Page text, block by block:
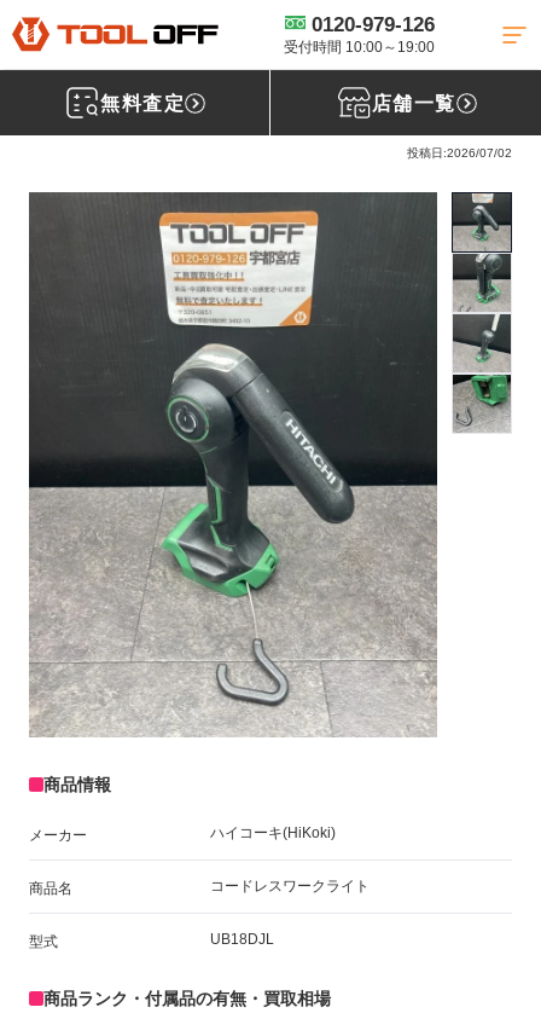
0120-979-126
受付時間 10:00～19:00
無料査定 店舗一覧
工具買取TOP 電動工具買取 充電式ライト買取
【買取実績】HiKOKI/
コードレスワークライト/UB18DJL［栃木県鹿沼市］
ハイコーキ(HiKoki) コードレスワークライト UB18DJL
投稿日:2026/07/02
商品情報
メーカー ハイコーキ(HiKoki)
商品名 コードレスワークライト
型式 UB18DJL
商品ランク・付属品の有無・買取相場